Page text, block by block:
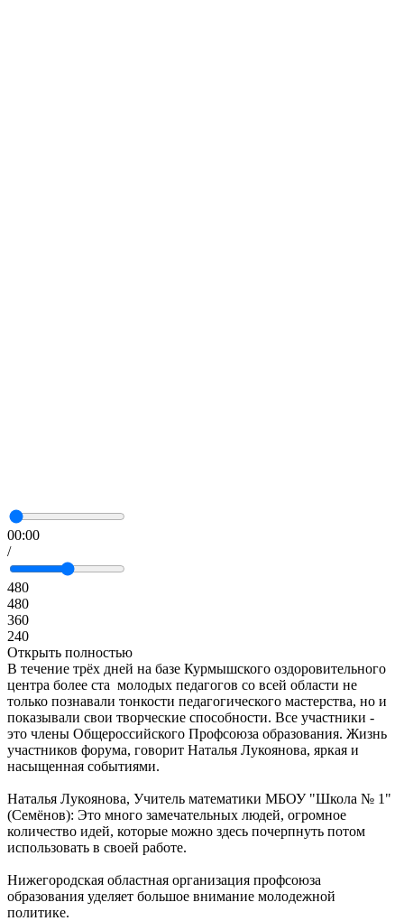
00:00
/
480
480
360
240
Открыть полностью
В течение трёх дней на базе Курмышского оздоровительного
центра более ста молодых педагогов со всей области не
только познавали тонкости педагогического мастерства, но и
показывали свои творческие способности. Все участники -
это члены Общероссийского Профсоюза образования. Жизнь
участников форума, говорит Наталья Лукоянова, яркая и
насыщенная событиями.
Наталья Лукоянова, Учитель математики МБОУ "Школа № 1"
(Семёнов): Это много замечательных людей, огромное
количество идей, которые можно здесь почерпнуть потом
использовать в своей работе.
Нижегородская областная организация профсоюза
образования уделяет большое внимание молодежной
политике.